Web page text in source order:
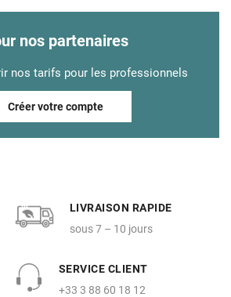
nos partenaires
nos tarifs pour les professionnels
Créer votre compte
LIVRAISON RAPIDE
sous 7 – 10 jours
SERVICE CLIENT
+33 3 88 60 18 12